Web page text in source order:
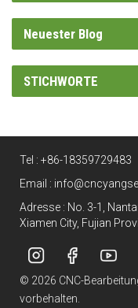
Neuester Blog
STICHWORTE
Tel : +86-18359729483
Email :
Adresse : No. 3-1,
Xiamen City, Fujian
© 2026 CNC-
vorbehalten.